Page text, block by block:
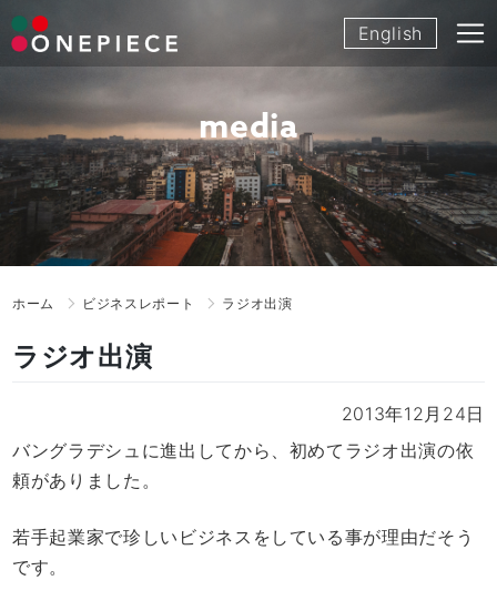
Skip
to
English
media
ホーム ビジネスレポート ラジオ出演
ラジオ出演
2013年12月24日
バングラデシュに進出してから、初めてラジオ出演の依
頼がありました。
若手起業家で珍しいビジネスをしている事が理由だそう
です。